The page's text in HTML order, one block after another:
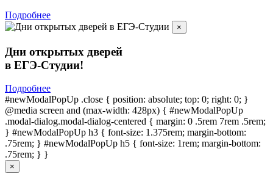
Подробнее
×
Дни открытых дверей
в ЕГЭ-Студии!
Подробнее
#newModalPopUp .close { position: absolute; top: 0; right: 0; }
@media screen and (max-width: 428px) { #newModalPopUp
.modal-dialog.modal-dialog-centered { margin: 0 .5rem 7rem .5rem;
} #newModalPopUp h3 { font-size: 1.375rem; margin-bottom:
.75rem; } #newModalPopUp h5 { font-size: 1rem; margin-bottom:
.75rem; } }
×